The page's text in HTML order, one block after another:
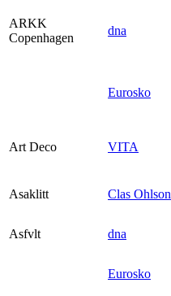
ARKK
Copenhagen
dna
Eurosko
Art Deco VITA
Asaklitt Clas Ohlson
Asfvlt
dna
Eurosko